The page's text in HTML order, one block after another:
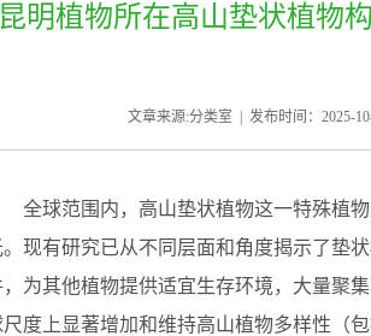
明植物所在高山垫状植物
文章来源:分类室 | 发布时间：2025-
全球范围内，高山垫状植物这一特殊植
。现有研究已从不同层面和角度揭示了垫
为其他植物提供适宜生存环境，大量聚
尺度上显著增加和维持高山植物多样性（